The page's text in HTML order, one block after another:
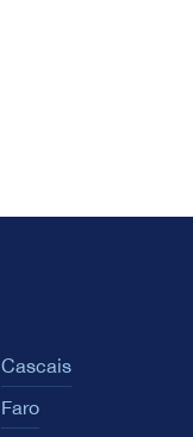
Cascais
Faro